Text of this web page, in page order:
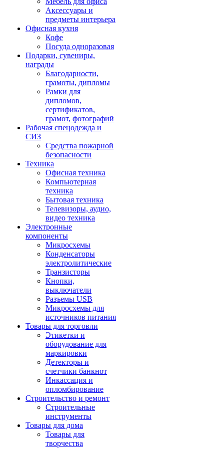
Аксессуары и
предметы интерьера
Офисная кухня
Кофе
Посуда одноразовая
Подарки, сувениры,
награды
Благодарности,
грамоты, дипломы
Рамки для
дипломов,
сертификатов,
грамот, фотографий
Рабочая спецодежда и
СИЗ
Средства пожарной
безопасности
Техника
Офисная техника
Компьютерная
техника
Бытовая техника
Телевизоры, аудио,
видео техника
Электронные
компоненты
Микросхемы
Конденсаторы
электролитические
Транзисторы
Кнопки,
выключатели
Разъемы USB
Микросхемы для
источников питания
Товары для торговли
Этикетки и
оборудование для
маркировки
Детекторы и
счетчики банкнот
Инкассация и
опломбирование
Строительство и ремонт
Строительные
инструменты
Товары для дома
Товары для
творчества